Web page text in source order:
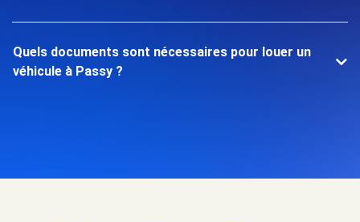
Quels documents sont nécessaires pour louer un
véhicule à Passy ?